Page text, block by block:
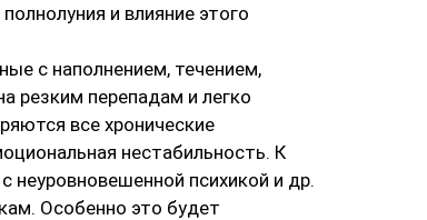
и влияние этого
с наполнением, течением,
резким перепадам и легко
все хронические
нестабильность. К
неуровновешенной психикой и др.
Особенно это будет